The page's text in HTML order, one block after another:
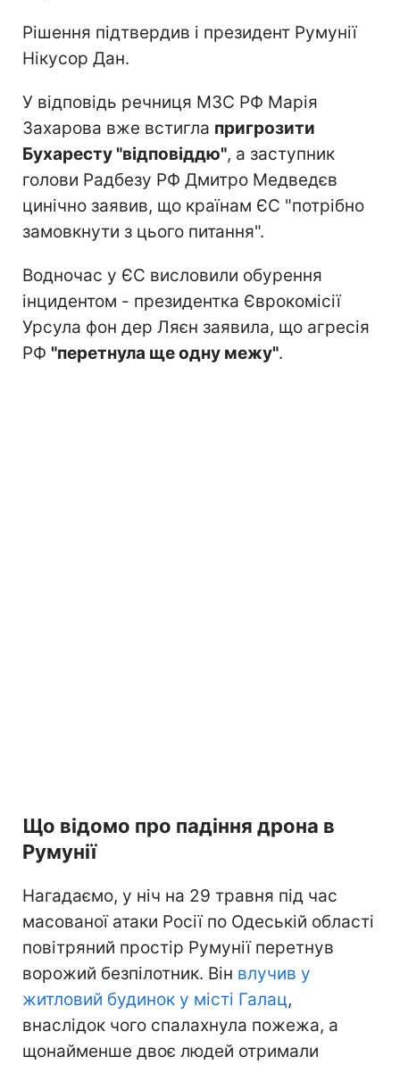
Рішення підтвердив і президент Румунії
Нікусор Дан.
У відповідь речниця МЗС РФ Марія
Захарова вже встигла пригрозити
Бухаресту "відповіддю", а заступник
голови Радбезу РФ Дмитро Медведєв
цинічно заявив, що країнам ЄС "потрібно
замовкнути з цього питання".
Водночас у ЄС висловили обурення
інцидентом - президентка Єврокомісії
Урсула фон дер Ляєн заявила, що агресія
РФ "перетнула ще одну межу".
Що відомо про падіння дрона в
Румунії
Нагадаємо, у ніч на 29 травня під час
масованої атаки Росії по Одеській області
повітряний простір Румунії перетнув
ворожий безпілотник. Він влучив у
житловий будинок у місті Галац,
внаслідок чого спалахнула пожежа, а
щонайменше двоє людей отримали